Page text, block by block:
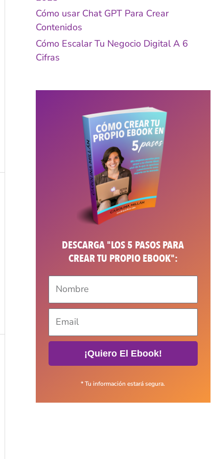
Cómo usar Chat GPT Para Crear
Contenidos
Cómo Escalar Tu Negocio Digital A 6
Cifras
DESCARGA "LOS 5 PASOS PARA
CREAR TU PROPIO EBOOK":
¡Quiero El Ebook!
* Tu información estará segura.